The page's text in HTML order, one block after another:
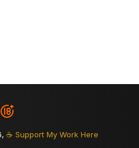
☕ Support My Work Here